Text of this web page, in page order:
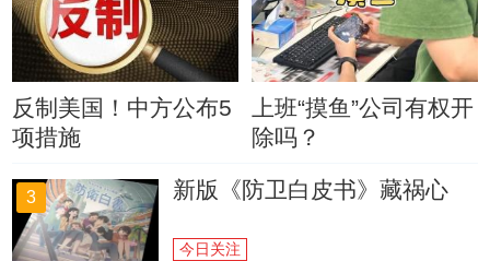
反制美国！中方公布5
项措施
上班“摸鱼”公司有权开
除吗？
3 新版《防卫白皮书》藏祸心
今日关注